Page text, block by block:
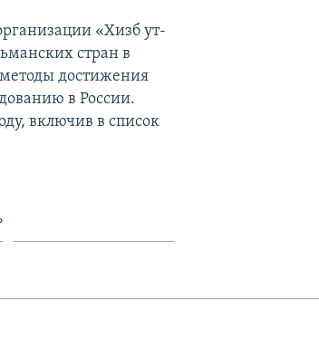
«Хизб ут-
стран в
достижения
в России.
включив в список